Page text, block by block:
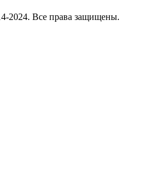
2024. Все права защищены.